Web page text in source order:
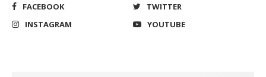
FACEBOOK
TWITTER
INSTAGRAM
YOUTUBE